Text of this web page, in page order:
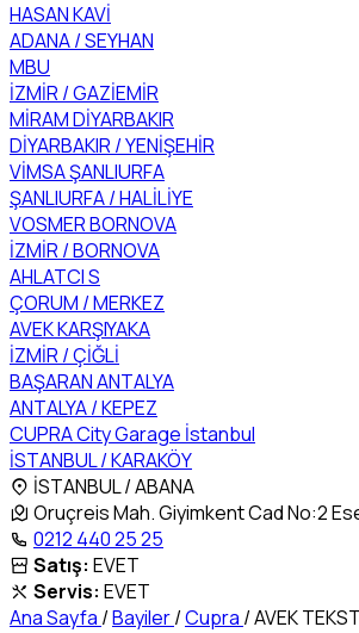
HASAN KAVİ
ADANA / SEYHAN
MBU
İZMİR / GAZİEMİR
MİRAM DİYARBAKIR
DİYARBAKIR / YENİŞEHİR
VİMSA ŞANLIURFA
ŞANLIURFA / HALİLİYE
VOSMER BORNOVA
İZMİR / BORNOVA
AHLATCI S
ÇORUM / MERKEZ
AVEK KARŞIYAKA
İZMİR / ÇİĞLİ
BAŞARAN ANTALYA
ANTALYA / KEPEZ
CUPRA City Garage İstanbul
İSTANBUL / KARAKÖY
İSTANBUL / ABANA
Oruçreis Mah. Giyimkent Cad No:2
0212 440 25 25
Satış: EVET
Servis: EVET
Ana Sayfa /Bayiler/Cupra /AVEK